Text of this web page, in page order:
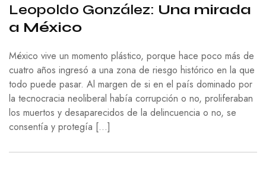
Leopoldo González: Una mirada
a México
México vive un momento plástico, porque hace poco más de
cuatro años ingresó a una zona de riesgo histórico en la que
todo puede pasar. Al margen de si en el país dominado por
la tecnocracia neoliberal había corrupción o no, proliferaban
los muertos y desaparecidos de la delincuencia o no, se
consentía y protegía […]